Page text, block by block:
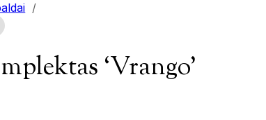
/
‘Vrango’